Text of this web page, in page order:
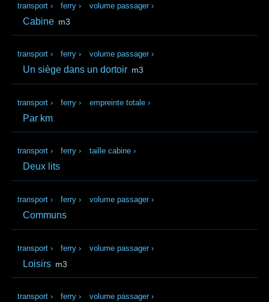
transport › ferry › volume passager ›
Cabine m3
transport › ferry › volume passager ›
Un siège dans un dortoir m3
transport › ferry › empreinte totale ›
Par km
transport › ferry › taille cabine ›
Deux lits
transport › ferry › volume passager ›
Communs
transport › ferry › volume passager ›
Loisirs m3
transport › ferry › volume passager ›